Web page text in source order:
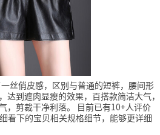
丝俏皮感，区别与普通的短裤，腰间形
达到遮肉显瘦的效果，百搭款简洁大气，
，剪裁干净利落。
目前已有10+人评价
看下的宝贝相关规格细节，能够更详细